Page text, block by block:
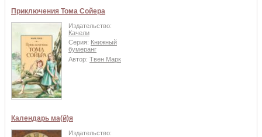
Приключения Тома Сойера
Издательство:
Качели
Серия: Книжный
бумеранг
Автор: Твен Марк
Календарь ма(й)я
Издательство: